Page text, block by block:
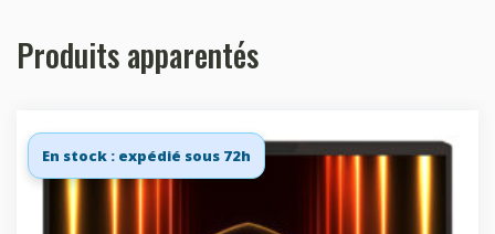
Produits apparentés
En stock : expédié sous 72h